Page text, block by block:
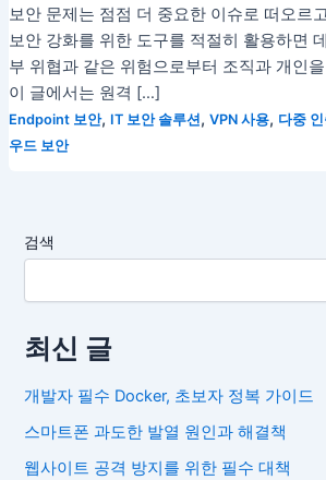
보안 문제는 점점 더 중요한 이슈로 떠오르
보안 강화를 위한 도구를 적절히 활용하면
부 위협과 같은 위험으로부터 조직과 개인
이 글에서는 원격 […]
Endpoint 보안, IT 보안 솔루션, VPN 사용, 다중
우드 보안
검색
최신 글
개발자 필수 Docker, 초보자 정복 가이드
스마트폰 과도한 발열 원인과 해결책
웹사이트 공격 방지를 위한 필수 대책